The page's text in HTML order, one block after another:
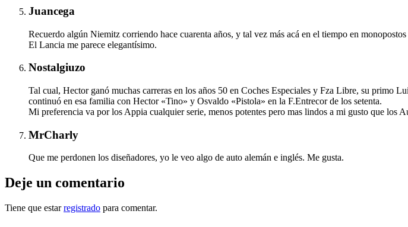
Juancega
Recuerdo algún Niemitz corriendo hace cuarenta años, y tal vez más acá en el tiempo en monopostos
El Lancia me parece elegantísimo.
Nostalgiuzo
Tal cual, Hector ganó muchas carreras en los años 50 en Coches Especiales y Fza Libre, su primo
continuó en esa familia con Hector «Tino» y Osvaldo «Pistola» en la F.Entrecor de los setenta.
Mi preferencia va por los Appia cualquier serie, menos potentes pero mas lindos a mi gusto que los
MrCharly
Que me perdonen los diseñadores, yo le veo algo de auto alemán e inglés. Me gusta.
Deje un comentario
Tiene que estarregistrado para comentar.